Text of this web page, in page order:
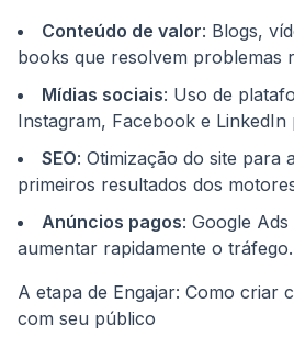
Conteúdo de valor: Blogs,
books que resolvem problemas
Mídias sociais: Uso de
Instagram, Facebook e
SEO: Otimização do site para
primeiros resultados dos
Anúncios pagos: Google
aumentar rapidamente o tráfego.
A etapa de Engajar: Como criar
com seu público